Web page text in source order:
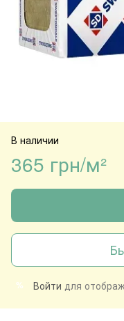
В наличии
365 грн/м²
% Войти для